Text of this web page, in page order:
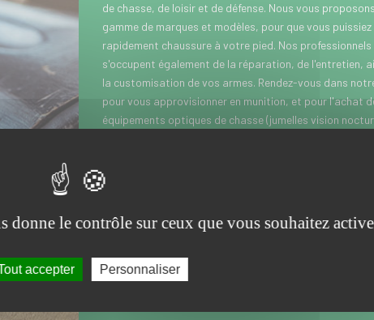
de chasse, de loisir et de défense. Nous vous
gamme de marques et modèles, pour que vous
rapidement chaussure à votre pied. Nos professionnels
s'occupent également de la réparation, de l'entretien,
la customisation de vos armes. Rendez-vous dans
pour vous approvisionner en munition, et pour l'achat
équipements optiques de chasse (jumelles vision
lunettes de chasse...). Vous habitez près de Somain,
d’Orchies, Saint-Amand-les-Eaux, Denain, Bouchain,
tour à l’Armurerie Meresse pour l’achat d’armes de
donne le contrôle sur ceux que vous souhaitez
accepter Personnaliser